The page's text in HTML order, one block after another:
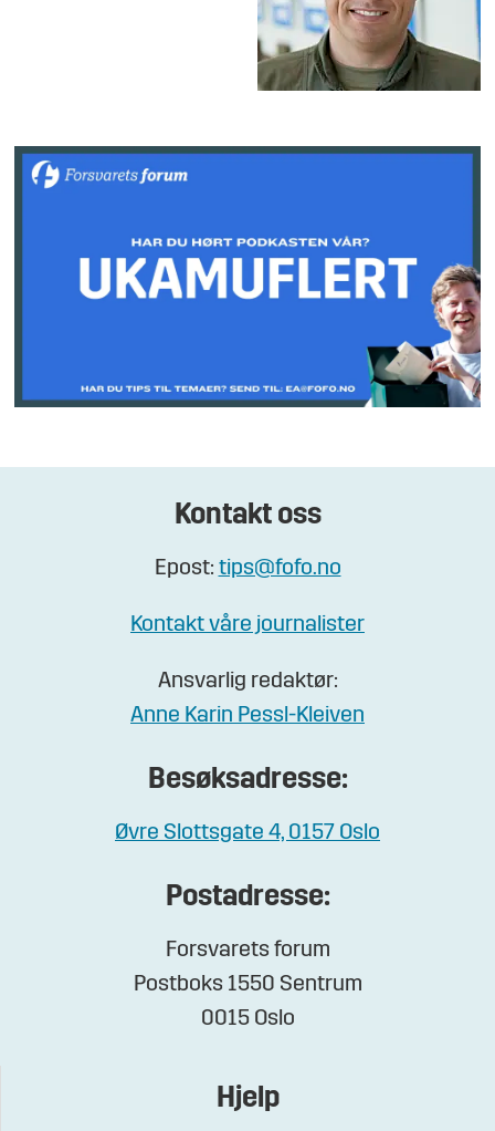
Kontakt oss
Epost: tips@fofo.no
Kontakt våre journalister
Ansvarlig redaktør:
Anne Karin Pessl-Kleiven
Besøksadresse:
Øvre Slottsgate 4, 0157 Oslo
Postadresse:
Forsvarets forum
Postboks 1550 Sentrum
0015 Oslo
Hjelp